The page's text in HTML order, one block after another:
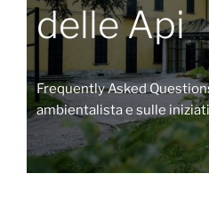
delle Api
Frequently Asked
ambientalista e sulle